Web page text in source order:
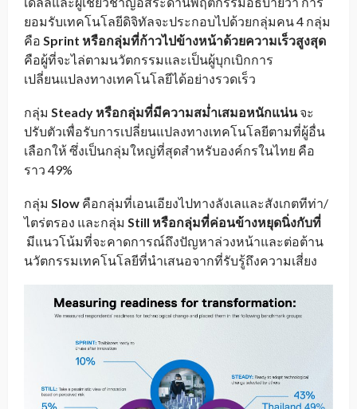
ยอมรับเทคโนโลยีดิจิทัลจะประกอบไปด้วยกลุ่มคน 4 กลุ่ม
คือ Sprint หรือกลุ่มที่ก้าวไปข้างหน้าด้วยความเร็วสูงสุด
คือผู้ที่จะไล่ตามนวัตกรรมและเป็นผู้บุกเบิกการ
เปลี่ยนแปลงทางเทคโนโลยีได้อย่างรวดเร็ว
กลุ่ม Steady หรือกลุ่มที่มีความสม่ำเสมอหนักแน่นจะ
ปรับตัวเพื่อรับการเปลี่ยนแปลงทางเทคโนโลยีตามที่ผู้อื่น
เลือกให้ ซึ่งเป็นกลุ่มใหญ่ที่สุดสำหรับองค์กรในไทย คือ
ราว 49%
กลุ่ม Slow คือกลุ่มที่เอนเอียงไปทางลังเลและสังเกตทีท่า/
ไตร่ตรอง และกลุ่ม Still หรือกลุ่มที่ค่อนข้างหยุดนิ่งกับที่
มีแนวโน้มที่จะคาดการณ์ถึงปัญหาล่วงหน้าและต่อต้าน
นวัตกรรมเทคโนโลยีที่นำเสนอจากที่รับรู้ถึงความเสี่ยง